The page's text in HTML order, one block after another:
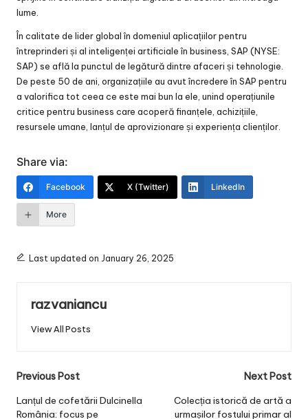
lume.
În calitate de lider global în domeniul aplicațiilor pentru
întreprinderi și al inteligenței artificiale în business, SAP (NYSE:
SAP) se află la punctul de legătură dintre afaceri și tehnologie.
De peste 50 de ani, organizațiile au avut încredere în SAP pentru
a valorifica tot ceea ce este mai bun la ele, unind operațiunile
critice pentru business care acoperă finanțele, achizițiile,
resursele umane, lanțul de aprovizionare și experiența clienților.
Share via:
Facebook X (Twitter) LinkedIn
More
Last updated on January 26, 2025
razvaniancu
View All Posts
Post
navigation
Previous Post
Lanțul de cofetării Dulcinella
România: focus pe
Next Post
Colecția istorică de artă a
urmașilor fostului primar al